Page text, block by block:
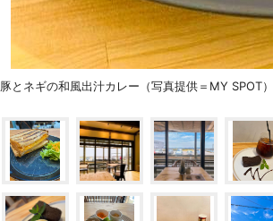
豚とネギの和風出汁カレー（写真提供＝MY SPOT）